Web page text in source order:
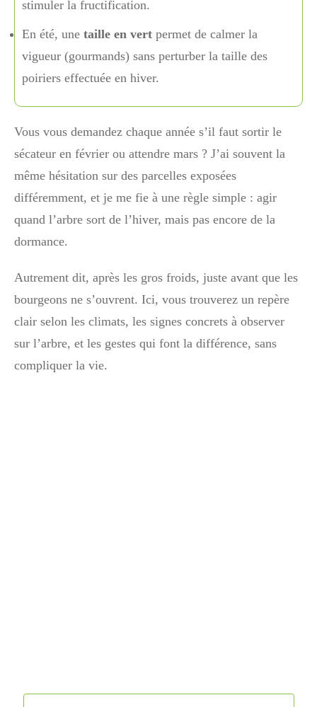
stimuler la fructification.
En été, une taille en vert permet de calmer la
vigueur (gourmands) sans perturber la taille des
poiriers effectuée en hiver.
Vous vous demandez chaque année s’il faut sortir le
sécateur en février ou attendre mars ? J’ai souvent la
même hésitation sur des parcelles exposées
différemment, et je me fie à une règle simple : agir
quand l’arbre sort de l’hiver, mais pas encore de la
dormance.
Autrement dit, après les gros froids, juste avant que les
bourgeons ne s’ouvrent. Ici, vous trouverez un repère
clair selon les climats, les signes concrets à observer
sur l’arbre, et les gestes qui font la différence, sans
compliquer la vie.